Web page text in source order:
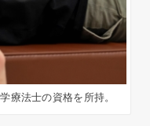
療法士の資格を所持。